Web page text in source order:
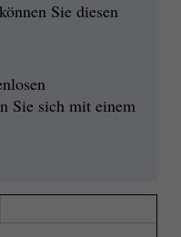
Sie diesen
Sie sich mit einem